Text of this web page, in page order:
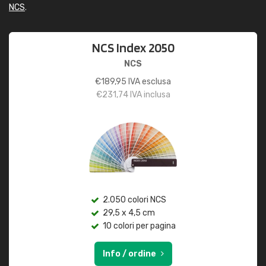
NCS.
NCS Index 2050
NCS
€189,95 IVA esclusa
€231,74IVA inclusa
2.050 colori NCS
29,5 x 4,5 cm
10 colori per pagina
Info / ordine